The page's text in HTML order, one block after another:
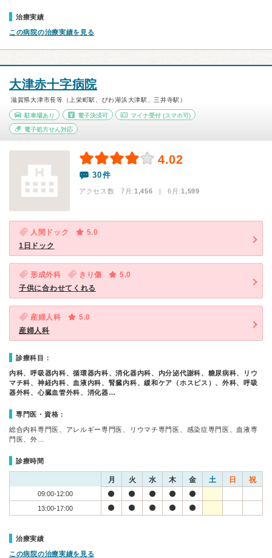
治療実績
この病院の治療実績を見る
大津赤十字病院
滋賀県大津市長等（上栄町駅、びわ湖浜大津駅、三井寺駅）
駐車場あり 電子決済可 マイナ受付 (スマホ可)
電子処方せん対応
4.02
30件
アクセス数 7月:1,456 | 6月:1,599
人間ドック
5.0
1日ドック
形成外科 きり傷
5.0
子供に合わせてくれる
産婦人科
5.0
産婦人科
診療科目：
内科、呼吸器内科、循環器内科、消化器内科、内分泌代謝科、糖尿病科、リウ
マチ科、神経内科、血液内科、腎臓内科、緩和ケア（ホスピス）、外科、呼吸
器外科、心臓血管外科、消化器…
専門医・資格：
総合内科専門医、アレルギー専門医、リウマチ専門医、感染症専門医、血液専
門医、外…
診療時間
月 火 水 木 金 土 日 祝
09:00-12:00
13:00-17:00
治療実績
この病院の治療実績を見る